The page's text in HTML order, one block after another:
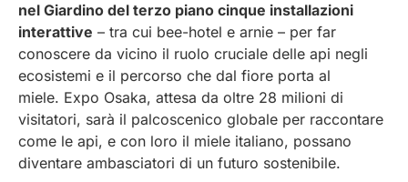
nel Giardino del terzo piano cinque installazioni
interattive – tra cui bee-hotel e arnie – per far
conoscere da vicino il ruolo cruciale delle api negli
ecosistemi e il percorso che dal fiore porta al
miele. Expo Osaka, attesa da oltre 28 milioni di
visitatori, sarà il palcoscenico globale per raccontare
come le api, e con loro il miele italiano, possano
diventare ambasciatori di un futuro sostenibile.